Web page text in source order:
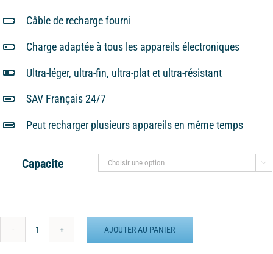
Câble de recharge fourni
Charge adaptée à tous les appareils électroniques
Ultra-léger, ultra-fin, ultra-plat et ultra-résistant
SAV Français 24/7
Peut recharger plusieurs appareils en même temps
Capacite 
quantité
AJOUTER AU PANIER